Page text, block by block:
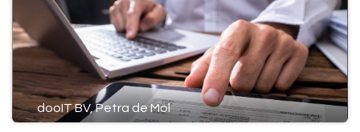
dooIT BV, Petra de Mol